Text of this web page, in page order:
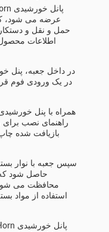
عرضه می شود،
حمل و نقل و
در داخل جعبه، پنل
در یک ورودی فوم
همراه با پنل
راهنمای نصب
سپس جعبه با نوار
حاصل شود
محافظت می
استفاده از مواد